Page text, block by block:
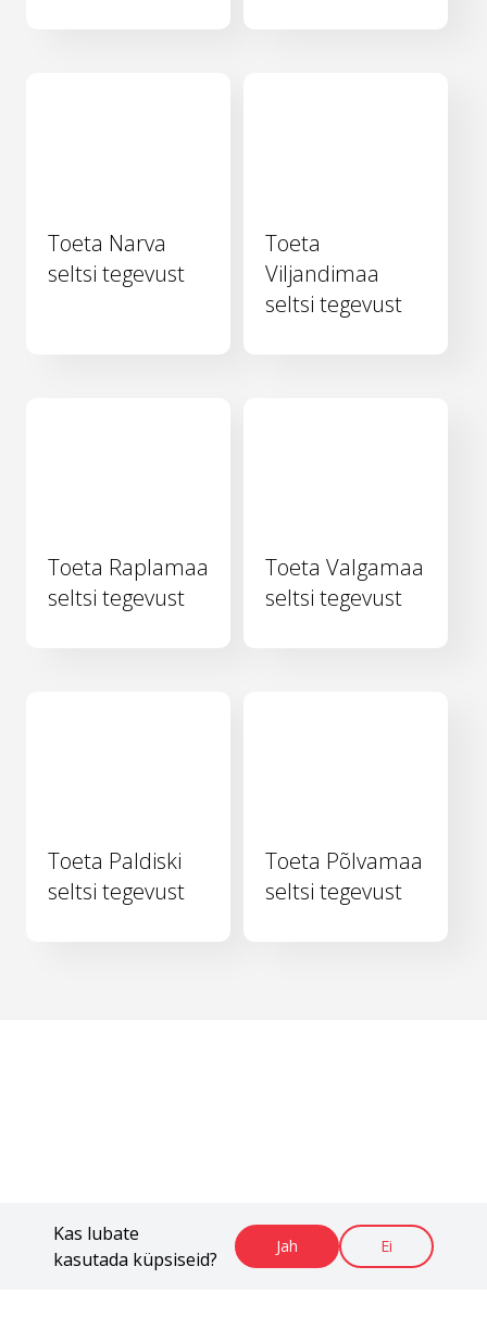
Kas lubate
kasutada küpsiseid?
Jah Ei
Toeta Narva
seltsi tegevust
Toeta
Viljandimaa
seltsi tegevust
Toeta Raplamaa
seltsi tegevust
Toeta Valgamaa
seltsi tegevust
Toeta Paldiski
seltsi tegevust
Toeta Põlvamaa
seltsi tegevust